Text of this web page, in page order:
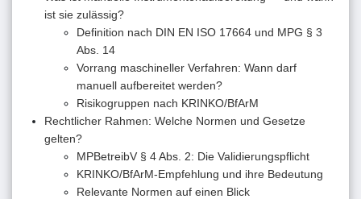
ist sie zulässig?
Definition nach DIN EN ISO 17664 und MPG § 3
Abs. 14
Vorrang maschineller Verfahren: Wann darf
manuell aufbereitet werden?
Risikogruppen nach KRINKO/BfArM
Rechtlicher Rahmen: Welche Normen und Gesetze
gelten?
MPBetreibV § 4 Abs. 2: Die Validierungspflicht
KRINKO/BfArM-Empfehlung und ihre Bedeutung
Relevante Normen auf einen Blick